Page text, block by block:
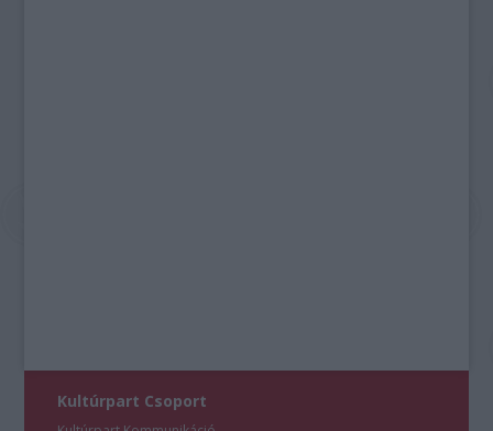
Kultúrpart Csoport